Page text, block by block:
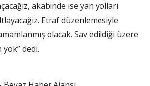
akabinde ise yan yolları
Etraf düzenlemesiyle
olacak. Sav edildiği üzere
dedi.